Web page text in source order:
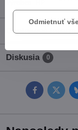
Doplnkové
Diskusia 0
FacebookTwitter
Odmietnuť